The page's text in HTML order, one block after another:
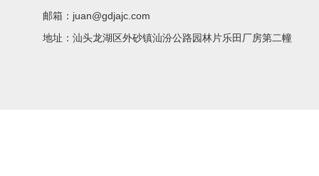
邮箱：juan@gdjajc.com
地址：汕头龙湖区外砂镇汕汾公路园林片乐田厂房第二幢